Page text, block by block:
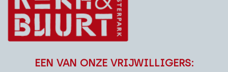
EEN VAN ONZE VRIJWILLIGERS: